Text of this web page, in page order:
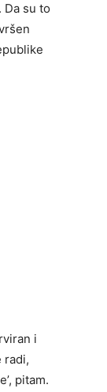
su to
i
radi,
pitam.